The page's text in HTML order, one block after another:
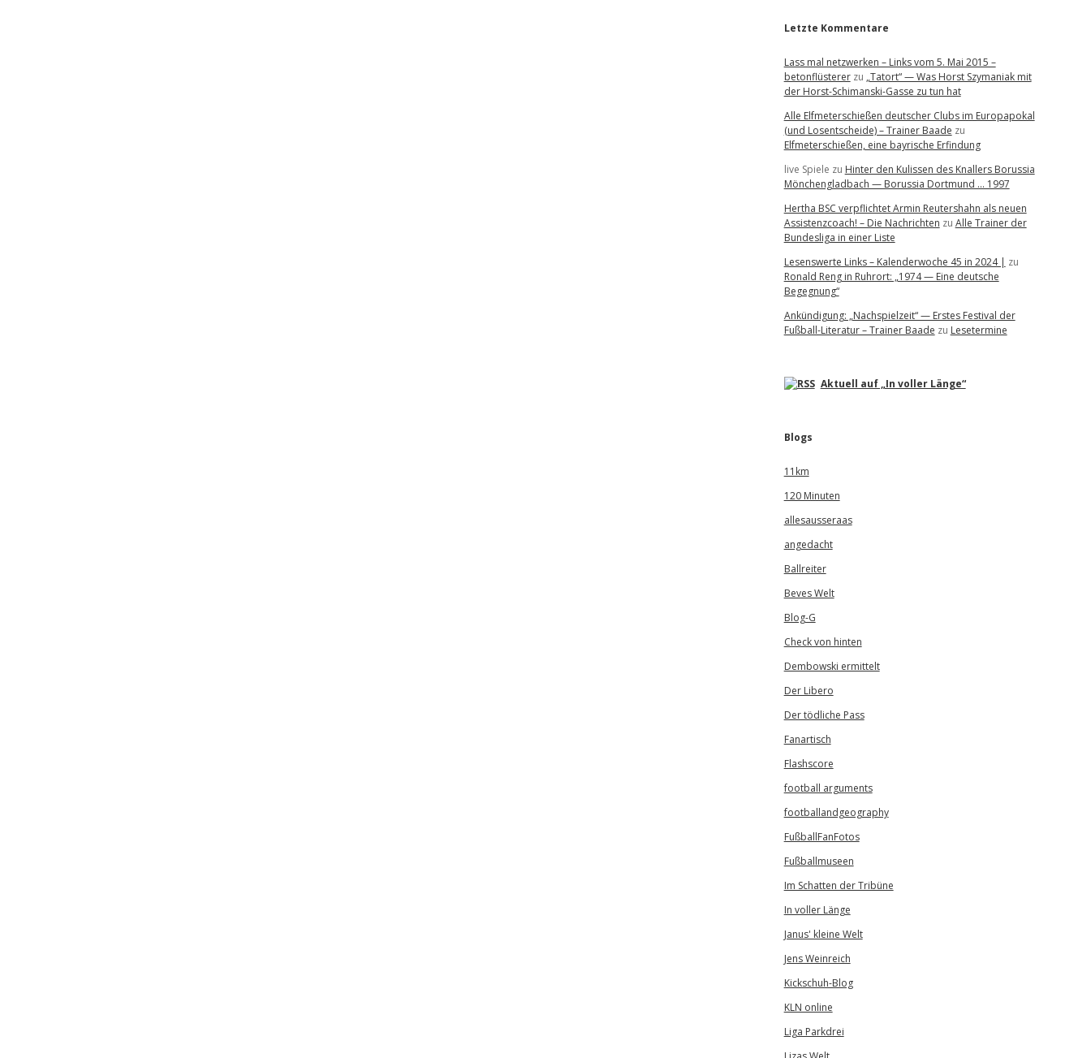
Letzte Kommentare
Lass mal netzwerken – Links vom 5. Mai 2015 –
betonflüstererzu „Tatort“ — Was Horst Szymaniak mit
der Horst-Schimanski-Gasse zu tun hat
Alle Elfmeterschießen deutscher Clubs im Europapokal
(und Losentscheide) – Trainer Baade zu
Elfmeterschießen, eine bayrische Erfindung
live Spiele zu Hinter den Kulissen des Knallers Borussia
Mönchengladbach — Borussia Dortmund … 1997
Hertha BSC verpflichtet Armin Reutershahn als neuen
Assistenzcoach! – Die Nachrichten zu Alle Trainer der
Bundesliga in einer Liste
Lesenswerte Links – Kalenderwoche 45 in 2024 | zu
Ronald Reng in Ruhrort: „1974 — Eine deutsche
Begegnung“
Ankündigung: „Nachspielzeit“ — Erstes Festival der
Fußball-Literatur – Trainer Baade zu Lesetermine
Aktuell auf „In voller Länge“
Blogs
11km
120 Minuten
allesausseraas
angedacht
Ballreiter
Beves Welt
Blog-G
Check von hinten
Dembowski ermittelt
Der Libero
Der tödliche Pass
Fanartisch
Flashscore
football arguments
footballandgeography
FußballFanFotos
Fußballmuseen
Im Schatten der Tribüne
In voller Länge
Janus' kleine Welt
Jens Weinreich
Kickschuh-Blog
KLN online
Liga Parkdrei